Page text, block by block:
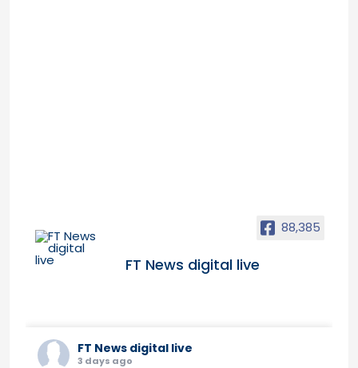
88,385
FT News digital live
FT News digital live
3 days ago